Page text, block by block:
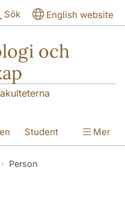
Sök English website
och
Student Mer
Person